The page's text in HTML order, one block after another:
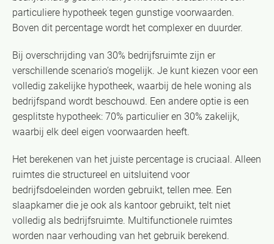
particuliere hypotheek tegen gunstige voorwaarden.
Boven dit percentage wordt het complexer en duurder.
Bij overschrijding van 30% bedrijfsruimte zijn er
verschillende scenario’s mogelijk. Je kunt kiezen voor een
volledig zakelijke hypotheek, waarbij de hele woning als
bedrijfspand wordt beschouwd. Een andere optie is een
gesplitste hypotheek: 70% particulier en 30% zakelijk,
waarbij elk deel eigen voorwaarden heeft.
Het berekenen van het juiste percentage is cruciaal. Alleen
ruimtes die structureel en uitsluitend voor
bedrijfsdoeleinden worden gebruikt, tellen mee. Een
slaapkamer die je ook als kantoor gebruikt, telt niet
volledig als bedrijfsruimte. Multifunctionele ruimtes
worden naar verhouding van het gebruik berekend.